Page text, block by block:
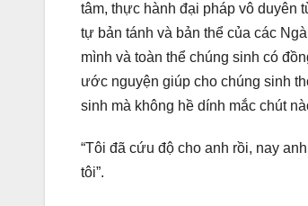
tâm, thực hành đại pháp vô duyên
tự bản tánh và bản thể của các
mình và toàn thể chúng sinh có
ước nguyện giúp cho chúng sinh
sinh mà không hề dính mắc chút
“Tôi đã cứu độ cho anh rồi, nay
tôi”.